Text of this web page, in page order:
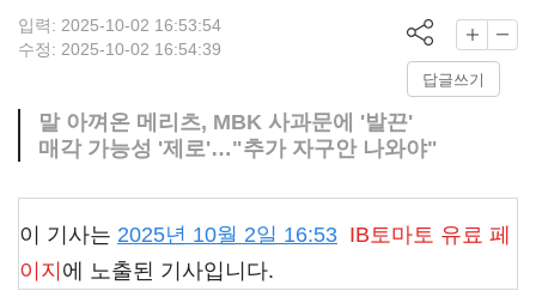
입력: 2025-10-02 16:53:54
수정: 2025-10-02 16:54:39
답글쓰기
말 아껴온 메리츠, MBK 사과문에 '발끈'
매각 가능성 '제로'…"추가 자구안 나와야"
이 기사는 2025년 10월 2일 16:53 IB토마토 유료 페
이지 에 노출된 기사입니다.